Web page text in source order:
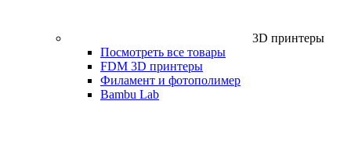
3D принтеры
Посмотреть все товары
FDM 3D принтеры
Филамент и фотополимер
Bambu Lab